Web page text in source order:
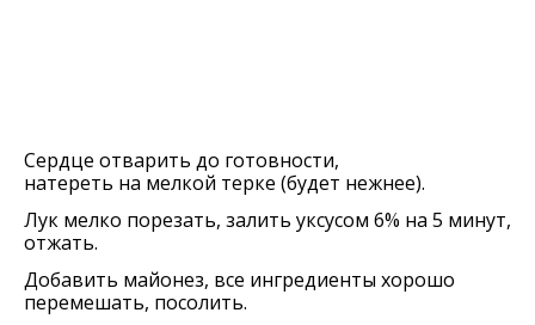
Сердце отварить до готовности,
натереть на мелкой терке (будет нежнее).
Лук мелко порезать, залить уксусом 6% на 5 минут,
отжать.
Добавить майонез, все ингредиенты хорошо
перемешать, посолить.